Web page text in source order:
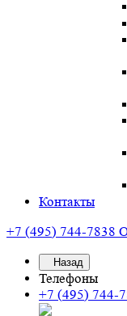
Контакты
+7 (495) 744-7838
Назад
Телефоны
+7 (495) 744-